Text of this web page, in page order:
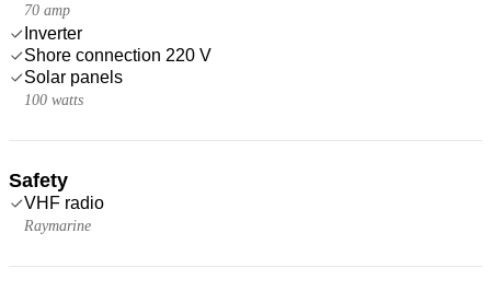
70 amp
Inverter
Shore connection 220 V
Solar panels
100 watts
Safety
VHF radio
Raymarine